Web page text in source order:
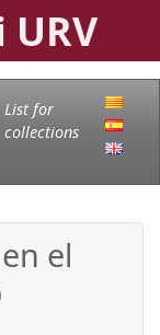
List for
collections
el